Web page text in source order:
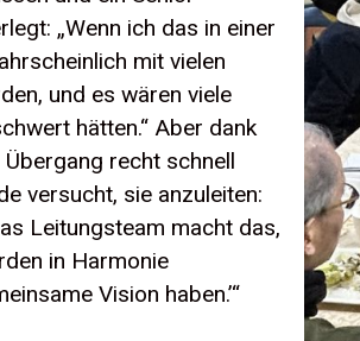
„Wenn ich das in einer
mit vielen
und es wären viele
hätten.“ Aber dank
recht schnell
versucht, sie anzuleiten:
Leitungsteam macht das,
in Harmonie
Vision haben.’“